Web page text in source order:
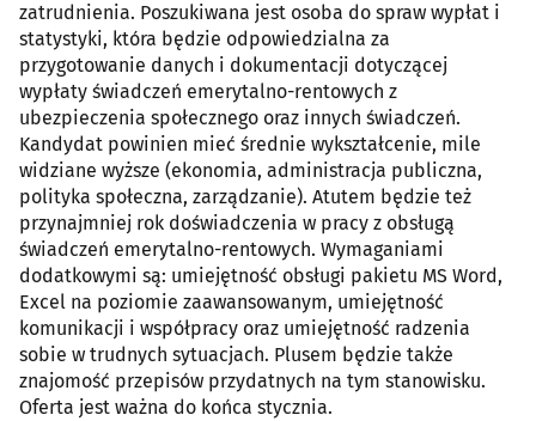
zatrudnienia. Poszukiwana jest osoba do spraw wypłat i
statystyki, która będzie odpowiedzialna za
przygotowanie danych i dokumentacji dotyczącej
wypłaty świadczeń emerytalno-rentowych z
ubezpieczenia społecznego oraz innych świadczeń.
Kandydat powinien mieć średnie wykształcenie, mile
widziane wyższe (ekonomia, administracja publiczna,
polityka społeczna, zarządzanie). Atutem będzie też
przynajmniej rok doświadczenia w pracy z obsługą
świadczeń emerytalno-rentowych. Wymaganiami
dodatkowymi są: umiejętność obsługi pakietu MS Word,
Excel na poziomie zaawansowanym, umiejętność
komunikacji i współpracy oraz umiejętność radzenia
sobie w trudnych sytuacjach. Plusem będzie także
znajomość przepisów przydatnych na tym stanowisku.
Oferta jest ważna do końca stycznia.